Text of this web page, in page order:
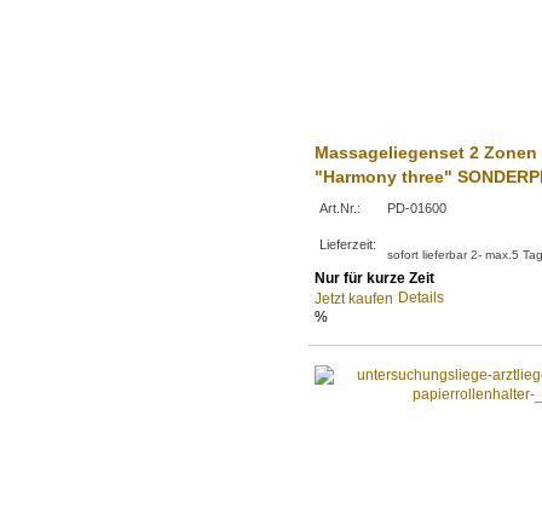
Massageliegenset 2 Zonen
"Harmony three"
Art.Nr.: PD-01600
Lieferzeit:
sofort lieferbar 2- max.5
Nur für kurze Zeit
Jetzt kaufen Details
%